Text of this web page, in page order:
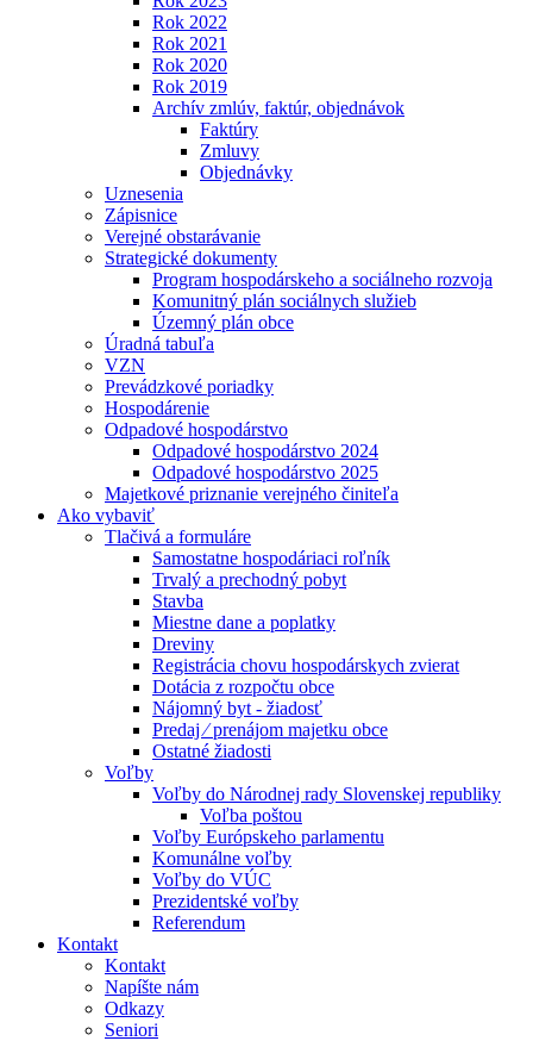
Rok 2022
Rok 2021
Rok 2020
Rok 2019
Archív zmlúv, faktúr, objednávok
Faktúry
Zmluvy
Objednávky
Uznesenia
Zápisnice
Verejné obstarávanie
Strategické dokumenty
Program hospodárskeho a sociálneho rozvoja
Komunitný plán sociálnych služieb
Územný plán obce
Úradná tabuľa
VZN
Prevádzkové poriadky
Hospodárenie
Odpadové hospodárstvo
Odpadové hospodárstvo 2024
Odpadové hospodárstvo 2025
Majetkové priznanie verejného činiteľa
Ako vybaviť
Tlačivá a formuláre
Samostatne hospodáriaci roľník
Trvalý a prechodný pobyt
Stavba
Miestne dane a poplatky
Dreviny
Registrácia chovu hospodárskych zvierat
Dotácia z rozpočtu obce
Nájomný byt - žiadosť
Predaj ⁄ prenájom majetku obce
Ostatné žiadosti
Voľby
Voľby do Národnej rady Slovenskej republiky
Voľba poštou
Voľby Európskeho parlamentu
Komunálne voľby
Voľby do VÚC
Prezidentské voľby
Referendum
Kontakt
Kontakt
Napíšte nám
Odkazy
Seniori